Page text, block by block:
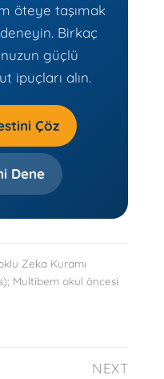
öteye taşımak
Birkaç
güçlü
ipuçları alın.
Çöz
Dene
Zeka Kuramı
Multibem okul öncesi
NEXT